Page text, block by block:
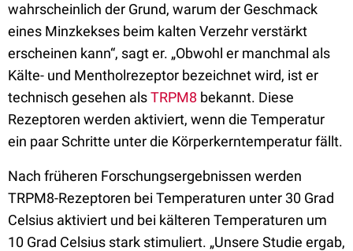
wahrscheinlich der Grund, warum der Geschmack
eines Minzkekses beim kalten Verzehr verstärkt
erscheinen kann“, sagt er. „Obwohl er manchmal als
Kälte- und Mentholrezeptor bezeichnet wird, ist er
technisch gesehen alsTRPM8 bekannt. Diese
Rezeptoren werden aktiviert, wenn die Temperatur
ein paar Schritte unter die Körperkerntemperatur fällt.
Nach früheren Forschungsergebnissen werden
TRPM8-Rezeptoren bei Temperaturen unter 30 Grad
Celsius aktiviert und bei kälteren Temperaturen um
10 Grad Celsius stark stimuliert. „Unsere Studie ergab,